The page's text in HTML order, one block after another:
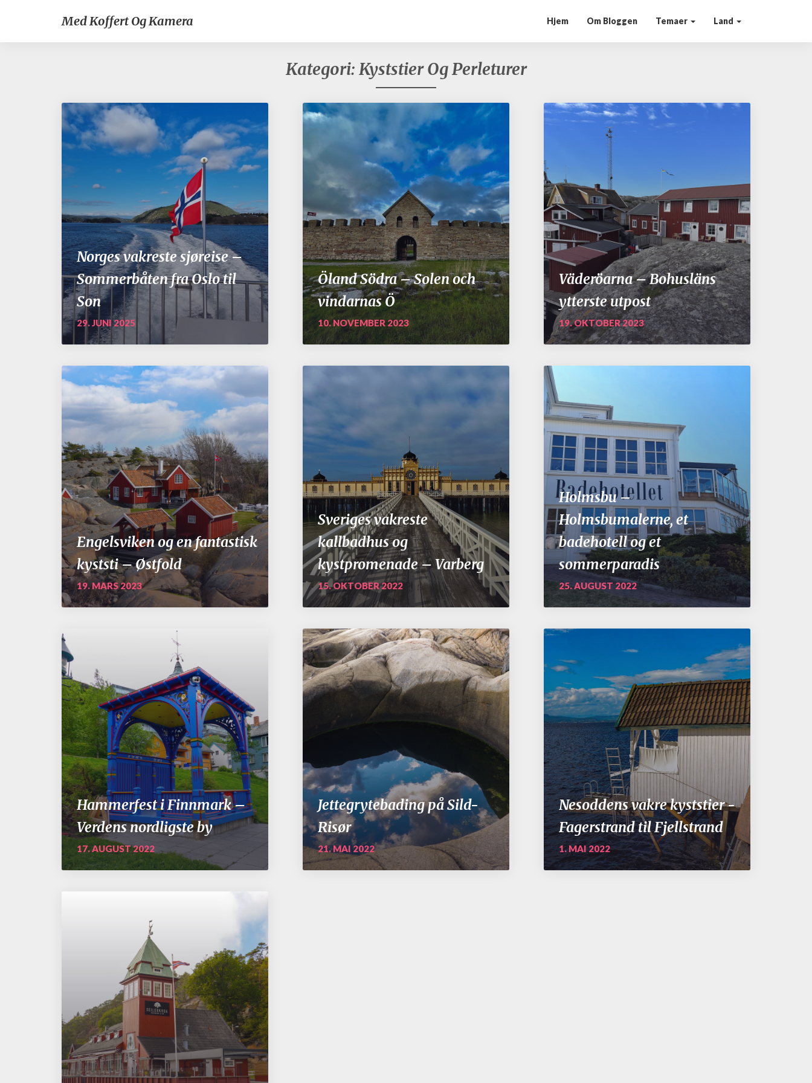
Med Koffert Og Kamera Hjem Om Bloggen Temaer Land
Kategori: Kyststier Og Perleturer
Norges vakreste sjøreise –
Sommerbåten fra Oslo til
Son
29. JUNI 2025
Öland Södra – Solen och
vindarnas Ö
10. NOVEMBER 2023
Väderöarna – Bohusläns
ytterste utpost
19. OKTOBER 2023
Engelsviken og en fantastisk
kyststi – Østfold
19. MARS 2023
Sveriges vakreste
kallbadhus og
kystpromenade – Varberg
15. OKTOBER 2022
Holmsbu –
Holmsbumalerne, et
badehotell og et
sommerparadis
25. AUGUST 2022
Hammerfest i Finnmark –
Verdens nordligste by
17. AUGUST 2022
Jettegrytebading på Sild-
Risør
21. MAI 2022
Nesoddens vakre kyststier -
Fagerstrand til Fjellstrand
1. MAI 2022